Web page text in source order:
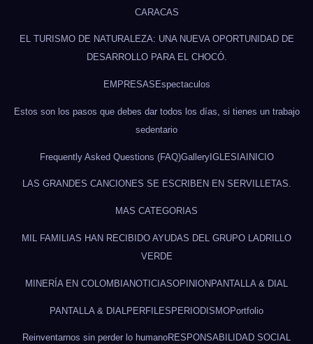
CARACAS
EL TURISMO DE NATURALEZA: UNA NUEVA OPORTUNIDAD DE
DESARROLLO PARA EL CHOCÓ.
EMPRESAS Espectaculos
Estos son los pasos que debes dar todos los días, si tienes un trabajo
sedentario
Frequently Asked Questions (FAQ)GalleryIGLESIAINICIO
LAS GRANDES CANCIONES SE ESCRIBEN EN SERVILLETAS.
MAS CATEGORIAS
MIL FAMILIAS HAN RECIBIDO AYUDAS DEL GRUPO LADRILLO
VERDE
MINERÍA EN COLOMBIA NOTICIASOPINION PANTALLA & DIAL
PANTALLA & DIAL PERFILESPERIODISMOPortfolio
Reinventarnos sin perder lo humanoRESPONSABILIDAD SOCIAL